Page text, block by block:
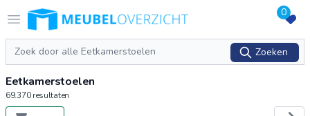
Open menu
Logo Meubeloverzicht.nl 0
Zoeken
Zoeken
Eetkamerstoelen
69.370resultaten